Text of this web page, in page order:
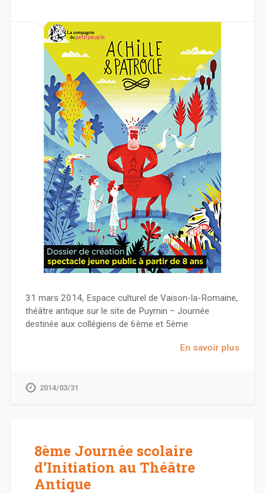
31 mars 2014, Espace culturel de Vaison-la-Romaine,
théâtre antique sur le site de Puymin – Journée
destinée aux collégiens de 6ème et 5ème
En savoir plus
2014/03/31
8ème Journée scolaire
d’Initiation au Théâtre
Antique